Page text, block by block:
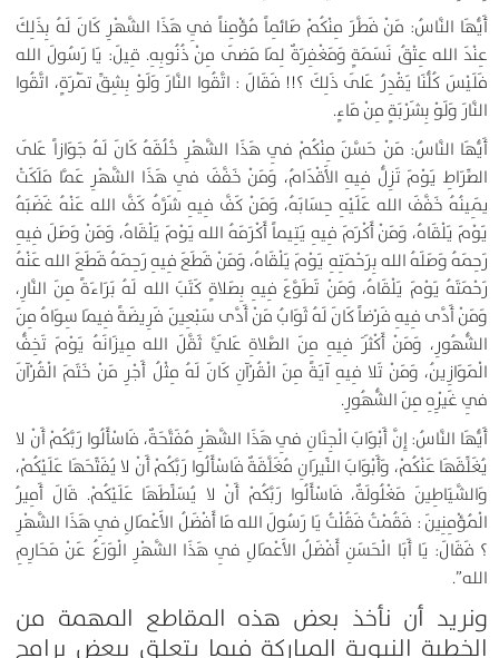
أَيُّهَا النَّاسُ: مَنْ فَطَّرَ مِنْكُمْ صَائِماً مُؤْمِناً فِي هَذَا الشَّهْرِ كَانَ لَهُ بِذَلِكَ
عِنْدَ الله عِتْقُ نَسَمَةٍ وَمَغْفِرَةٌ لِمَا مَضَى مِنْ ذُنُوبِهِ. قِيلَ: يَا رَسُولَ الله
فَلَيْسَ كُلُّنَا يَقْدِرُ عَلَى ذَلِكَ ؟!! فَقَالَ : اتَّقُوا النَّارَ وَلَوْ بِشِقِّ تَمْرَةٍ، اتَّقُوا
النَّارَ وَلَوْ بِشَرْبَةٍ مِنْ مَاءٍ.
أَيُّهَا النَّاسُ: مَنْ حَسَّنَ مِنْكُمْ فِي هَذَا الشَّهْرِ خُلُقَهُ كَانَ لَهُ جَوَازاً عَلَى
الصِّرَاطِ يَوْمَ تَزِلُّ فِيهِ الأَقْدَامُ، وَمَنْ خَفَّفَ فِي هَذَا الشَّهْرِ عَمَّا مَلَكَتْ
يَمِينُهُ خَفَّفَ الله عَلَيْهِ حِسَابَهُ، وَمَنْ كَفَّ فِيهِ شَرَّهُ كَفَّ الله عَنْهُ غَضَبَهُ
يَوْمَ يَلْقَاهُ، وَمَنْ أَكْرَمَ فِيهِ يَتِيماً أَكْرَمَهُ الله يَوْمَ يَلْقَاهُ، وَمَنْ وَصَلَ فِيهِ
رَحِمَهُ وَصَلَهُ الله بِرَحْمَتِهِ يَوْمَ يَلْقَاهُ، وَمَنْ قَطَعَ فِيهِ رَحِمَهُ قَطَعَ الله عَنْهُ
رَحْمَتَهُ يَوْمَ يَلْقَاهُ، وَمَنْ تَطَوَّعَ فِيهِ بِصَلاةٍ كَتَبَ الله لَهُ بَرَاءَةً مِنَ النَّارِ،
وَمَنْ أَدَّى فِيهِ فَرْضاً كَانَ لَهُ ثَوَابُ مَنْ أَدَّى سَبْعِينَ فَرِيضَةً فِيمَا سِوَاهُ مِنَ
الشُّهُورِ، وَمَنْ أَكْثَرَ فِيهِ مِنَ الصَّلاةِ عَلَيَّ ثَقَّلَ الله مِيزَانَهُ يَوْمَ تَخِفُّ
الْمَوَازِينُ، وَمَنْ تَلا فِيهِ آيَةً مِنَ الْقُرْآنِ كَانَ لَهُ مِثْلُ أَجْرِ مَنْ خَتَمَ الْقُرْآنَ
فِي غَيْرِهِ مِنَ الشُّهُورِ.
أَيُّهَا النَّاسُ: إِنَّ أَبْوَابَ الْجِنَانِ فِي هَذَا الشَّهْرِ مُفَتَّحَةٌ، فَاسْأَلُوا رَبَّكُمْ أَنْ لا
يُغَلِّقَهَا عَنْكُمْ، وَأَبْوَابَ النِّيرَانِ مُغَلَّقَةٌ فَاسْأَلُوا رَبَّكُمْ أَنْ لا يُفَتِّحَهَا عَلَيْكُمْ،
وَالشَّيَاطِينَ مَغْلُولَةٌ، فَاسْأَلُوا رَبَّكُمْ أَنْ لا يُسَلِّطَهَا عَلَيْكُمْ. قَالَ أَمِيرُ
الْمُؤْمِنِينَ : فَقُمْتُ فَقُلْتُ يَا رَسُولَ الله مَا أَفْضَلُ الأَعْمَالِ فِي هَذَا الشَّهْرِ
؟ فَقَالَ: يَا أَبَا الْحَسَنِ أَفْضَلُ الأَعْمَالِ فِي هَذَا الشَّهْرِ الْوَرَعُ عَنْ مَحَارِمِ
الله”.
ونريد أن نأخذ بعض هذه المقاطع المهمة من
الخطبة النبوية المباركة فيما يتعلق ببعض برامج